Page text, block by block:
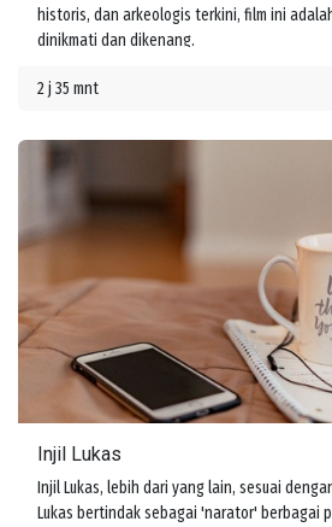
historis, dan arkeologis terkini, film ini
dinikmati dan dikenang.
2 j 35 mnt
Injil Lukas
Injil Lukas, lebih dari yang lain, sesuai
Lukas bertindak sebagai 'narator' berbagai